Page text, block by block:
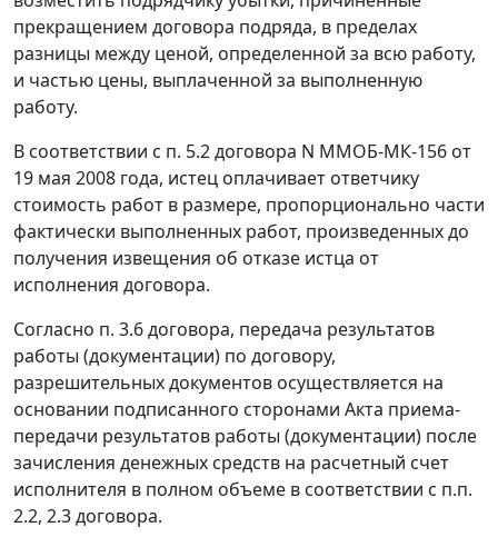
прекращением договора подряда, в пределах
разницы между ценой, определенной за всю работу,
и частью цены, выплаченной за выполненную
работу.
В соответствии с п. 5.2 договора N ММОБ-МК-156 от
19 мая 2008 года, истец оплачивает ответчику
стоимость работ в размере, пропорционально части
фактически выполненных работ, произведенных до
получения извещения об отказе истца от
исполнения договора.
Согласно п. 3.6 договора, передача результатов
работы (документации) по договору,
разрешительных документов осуществляется на
основании подписанного сторонами Акта приема-
передачи результатов работы (документации) после
зачисления денежных средств на расчетный счет
исполнителя в полном объеме в соответствии с п.п.
2.2, 2.3 договора.